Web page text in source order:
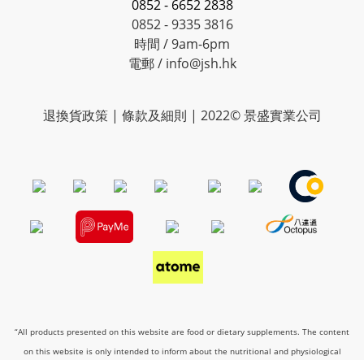
0852 - 6652 2838
0852 - 9335 3816
時間 / 9am-6pm
電郵 / info@jsh.hk
退換貨政策 | 條款及細則 | 2022© 景盛實業公司
“All products presented on this website are food or dietary supplements. The content
on this website is only intended to inform about the nutritional and physiological